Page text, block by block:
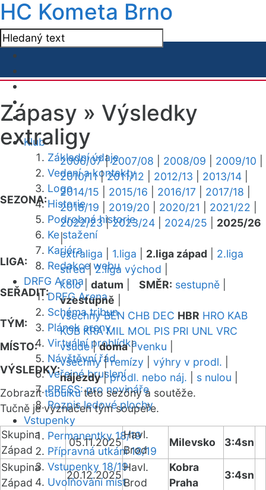
HC Kometa Brno
Klub
Základní údaje
Vedení a kontakty
Logo
Historie
Podrobná historie
Ke stažení
Kariéra
Redakce webu
DRFG Arena
DRFG Arena
Schéma tribun
Plánek areny
Virtuální prohlídka
Návštěvní řád
Veřejné bruslení
PRESS: pro novináře
Rozpis ledové plochy
Vstupenky
Permanentky 18/19
Přípravná utkání 18/19
Vstupenky 18/19
Uvolňování míst
Zápasy » Výsledky
extraligy
SEZONA:
2006/07|2007/08 2008/09 2009/10
2010/11|2011/12 2012/13 2013/14
2014/15
2015/16 2016/17 2017/18
2018/19
2019/20 2020/21 2021/22
2022/23|2023/24 2024/25
2025/26
|
LIGA:
extraliga 1.liga 2.liga západ
2.liga
střed|2.liga východ
SEŘADIT:
kolo| datum SMĚR: sestupně
vzestupně
TÝM:
všechny BEN CHB DEC HBR HRO KAB
KOB KRA MIL MOL PIS PRI UNL VRC
MÍSTO:
všude|doma|venku
VÝSLEDKY:
všechny|remízy výhry v prodl.
nájezdy|prodl. nebo náj. s nulou
Zobrazittabulkutéto sezóny a soutěže.
Tučně je vyznačen tým soupeře.
Skupina
Západ
05.11.2025
Havl.
Brod
Milevsko
3:4sn
Skupina
Západ
20.12.2025
Havl.
Brod
Kobra
Praha
3:4sn